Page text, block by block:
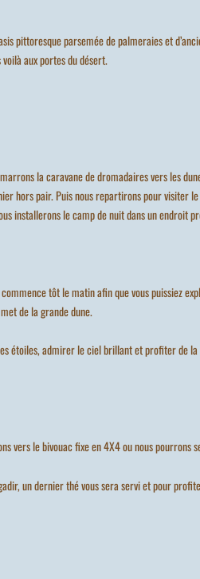
pittoresque parsemée de palmeraies et
aux portes du désert.
la caravane de dromadaires vers les
hors pair. Puis nous repartirons pour visiter
installerons le camp de nuit dans un endroit
tôt le matin afin que vous puissiez
de la grande dune.
étoiles, admirer le ciel brillant et profiter de
vers le bivouac fixe en 4X4 ou nous pourrons
un dernier thé vous sera servi et pour